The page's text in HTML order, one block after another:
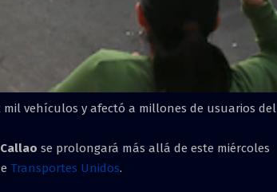
vehículos y afectó a millones de usuarios del
Callao se prolongará más allá de este miércoles
Transportes Unidos.